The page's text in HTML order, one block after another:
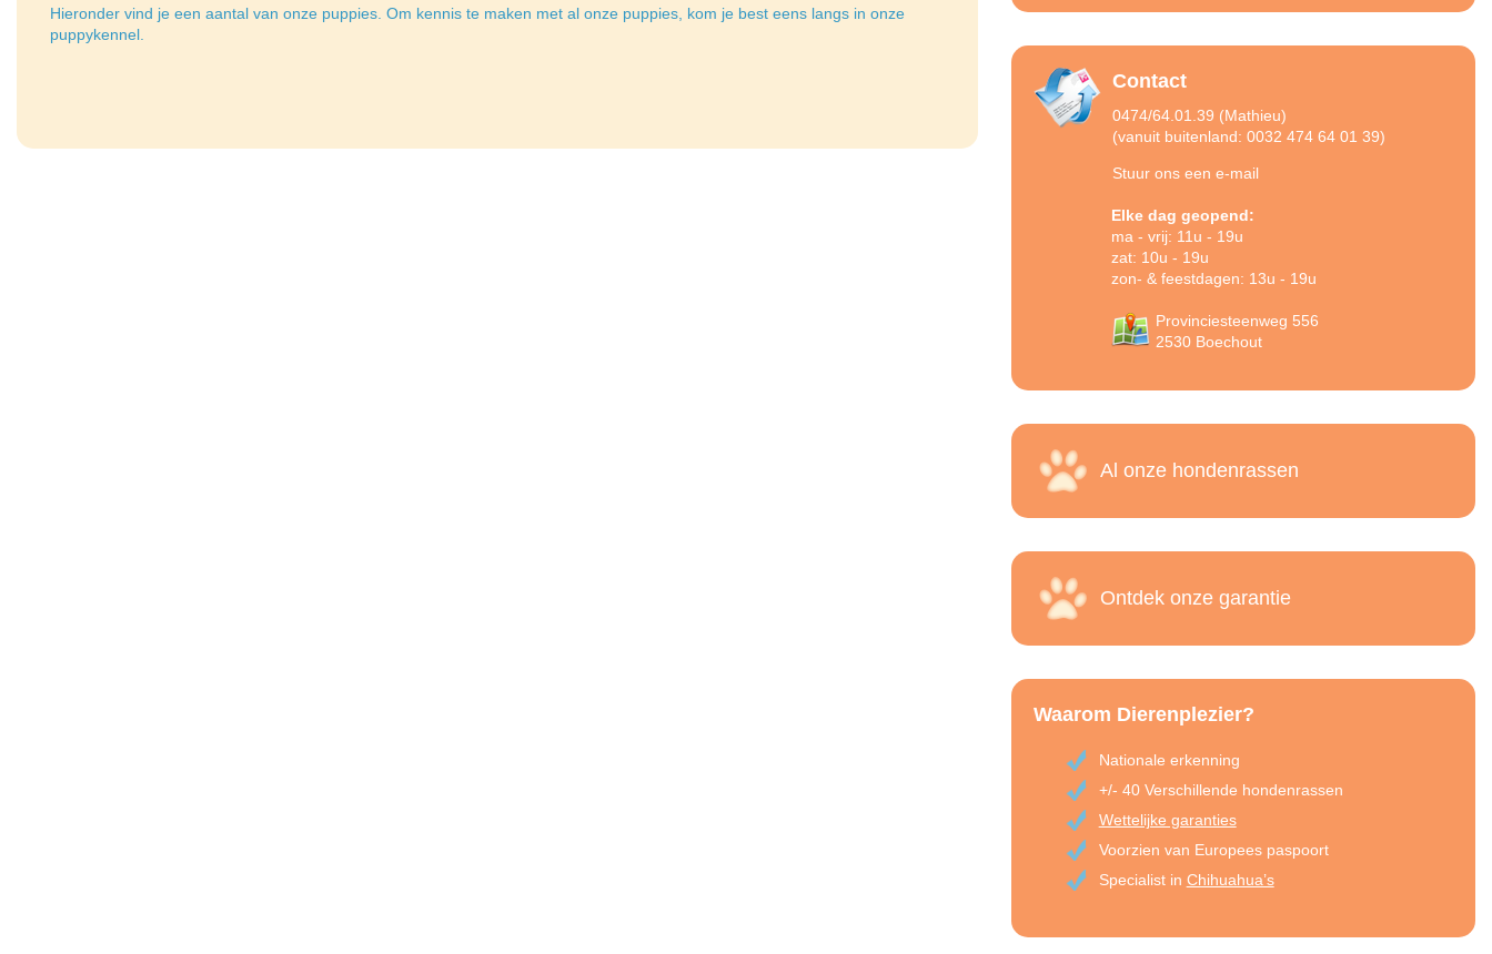
Hieronder vind je een aantal van onze puppies. Om kennis te maken met al onze puppies, kom je best eens langs in onze
puppykennel
Contact
0474/64.01.39 (Mathieu)
(vanuit buitenland: 0032 474 64 01 39)
Stuur ons een e-mail
Elke dag geopend:
ma - vrij: 11u - 19u
zat: 10u - 19u
zon- & feestdagen: 13u - 19u
Provinciesteenweg 556
2530 Boechout
Al onze hondenrassen
Ontdek onze garantie
Waarom Dierenplezier?
Nationale erkenning
+/- 40 Verschillende hondenrassen
Wettelijke garanties
Voorzien van Europees paspoort
Specialist in Chihuahua’s